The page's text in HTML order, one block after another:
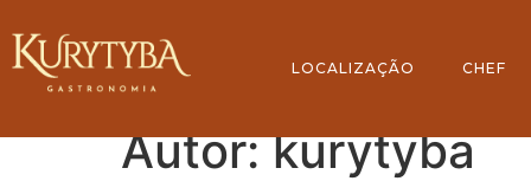
LOCALIZAÇÃO CHEF
Autor:kurytyba